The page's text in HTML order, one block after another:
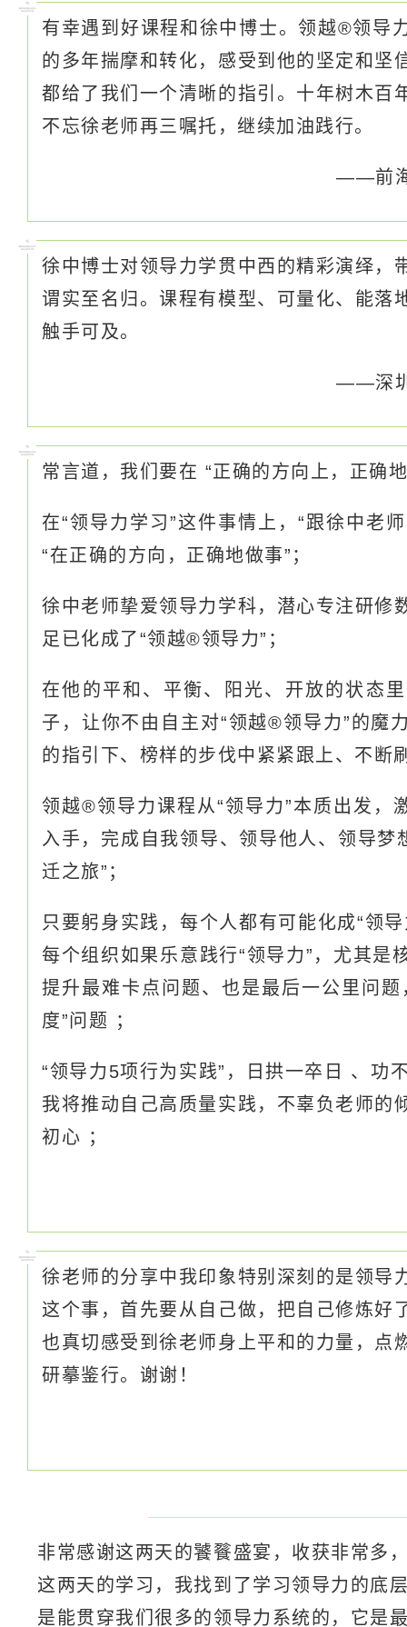
有幸遇到好课程和徐中博士。领越®领导
的多年揣摩和转化，感受到他的坚定和坚
都给了我们一个清晰的指引。十年树木百
不忘徐老师再三嘱托，继续加油践行。
——前
徐中博士对领导力学贯中西的精彩演绎，
谓实至名归。课程有模型、可量化、能落
触手可及。
——深圳
常言道，我们要在 “正确的方向上，正确
在“领导力学习”这件事情上，“跟徐中老
“在正确的方向，正确地做事”；
徐中老师挚爱领导力学科，潜心专注研修
足已化成了“领越®领导力”；
在他的平和、平衡、阳光、开放的状态
子，让你不由自主对“领越®领导力”的魔
的指引下、榜样的步伐中紧紧跟上、不断
领越®领导力课程从“领导力”本质出发，
入手，完成自我领导、领导他人、领导梦
迁之旅”；
只要躬身实践，每个人都有可能化成“领
每个组织如果乐意践行“领导力”，尤其是
提升最难卡点问题、也是最后一公里问
度”问题 ；
“领导力5项行为实践”，日拱一卒日 、功
我将推动自己高质量实践，不辜负老师的
初心 ；
徐老师的分享中我印象特别深刻的是领导
这个事，首先要从自己做，把自己修炼好
也真切感受到徐老师身上平和的力量，点
研摹鉴行。谢谢！
非常感谢这两天的饕餮盛宴，收获非常多
这两天的学习，我找到了学习领导力的底
是能贯穿我们很多的领导力系统的，它是